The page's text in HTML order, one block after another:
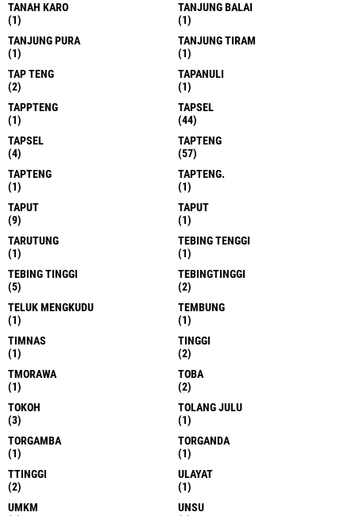
TANAH KARO
(1)
TANJUNG BALAI
(1)
TANJUNG PURA
(1)
TANJUNG TIRAM
(1)
TAP TENG
(2)
TAPANULI
(1)
TAPPTENG
(1)
TAPSEL
(44)
TAPSEL
(4)
TAPTENG
(57)
TAPTENG
(1)
TAPTENG.
(1)
TAPUT
(9)
TAPUT
(1)
TARUTUNG
(1)
TEBING TENGGI
(1)
TEBING TINGGI
(5)
TEBINGTINGGI
(2)
TELUK MENGKUDU
(1)
TEMBUNG
(1)
TIMNAS
(1)
TINGGI
(2)
TMORAWA
(1)
TOBA
(2)
TOKOH
(3)
TOLANG JULU
(1)
TORGAMBA
(1)
TORGANDA
(1)
TTINGGI
(2)
ULAYAT
(1)
UMKM
UNSU